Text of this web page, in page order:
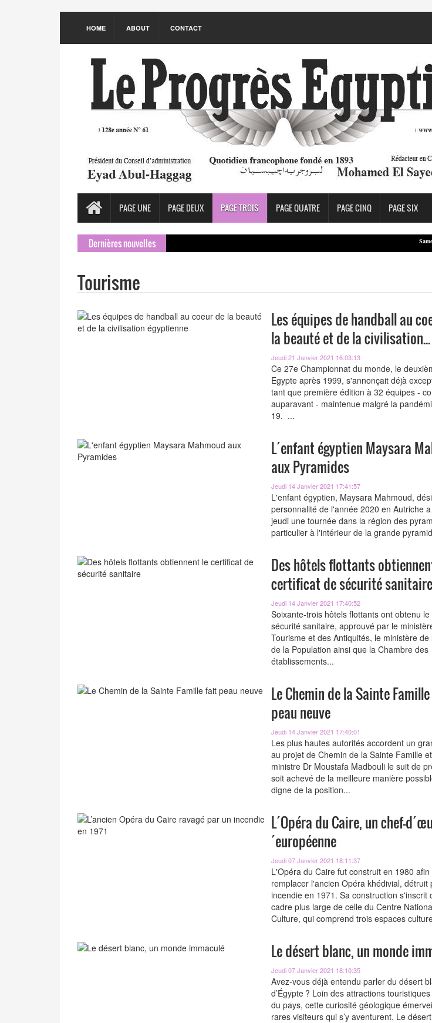
HOME ABOUT CONTACT
PAGE UNE PAGE DEUX PAGE TROIS PAGE QUATRE PAGE CINQ PAGE SIX
Dernières nouvelles Sameh
Tourisme
Les équipes de handball au
la beauté et de la civilisation...
Jeudi 21 Janvier 2021 16:03:13
Ce 27e Championnat du monde, le
Egypte après 1999, s'annonçait déjà
tant que première édition à 32 équipes -
auparavant - maintenue malgré la
19. ...
L´enfant égyptien Maysara
aux Pyramides
Jeudi 14 Janvier 2021 17:41:57
L'enfant égyptien, Maysara Mahmoud,
personnalité de l'année 2020 en Autriche
jeudi une tournée dans la région des
particulier à l'intérieur de la grande
Des hôtels flottants
certificat de sécurité sanitaire
Jeudi 14 Janvier 2021 17:40:52
Soixante-trois hôtels flottants ont obtenu
sécurité sanitaire, approuvé par le
Tourisme et des Antiquités, le ministère de
de la Population ainsi que la Chambre des
établissements...
Le Chemin de la Sainte
peau neuve
Jeudi 14 Janvier 2021 17:40:01
Les plus hautes autorités accordent un
au projet de Chemin de la Sainte Famille
ministre Dr Moustafa Madbouli le suit de
soit achevé de la meilleure manière
digne de la position...
L´Opéra du Caire, un chef-
´européenne
Jeudi 07 Janvier 2021 18:11:37
L'Opéra du Caire fut construit en 1980 afin
remplacer l'ancien Opéra khédivial, détruit
incendie en 1971. Sa construction s'inscrit
cadre plus large de celle du Centre
Culture, qui comprend trois espaces
Le désert blanc, un monde
Jeudi 07 Janvier 2021 18:10:35
Avez-vous déjà entendu parler du désert
d’Égypte ? Loin des attractions
du pays, cette curiosité géologique
rares visiteurs qui s’y aventurent. Le